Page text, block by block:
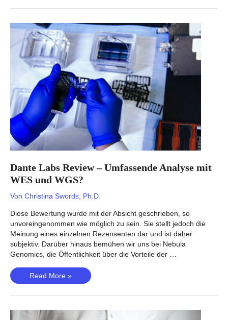
im
–
Kann
die
Rohdatenerweiterung
Antworten
liefern?
Dante Labs Review – Umfassende Analyse mit
WES und WGS?
Von Christina Swords, Ph.D.
Diese Bewertung wurde mit der Absicht geschrieben, so
unvoreingenommen wie möglich zu sein. Sie stellt jedoch die
Meinung eines einzelnen Rezensenten dar und ist daher
subjektiv. Darüber hinaus bemühen wir uns bei Nebula
Genomics, die Öffentlichkeit über die Vorteile der …
Dante
Labs
Review
Umfassende
Read More »